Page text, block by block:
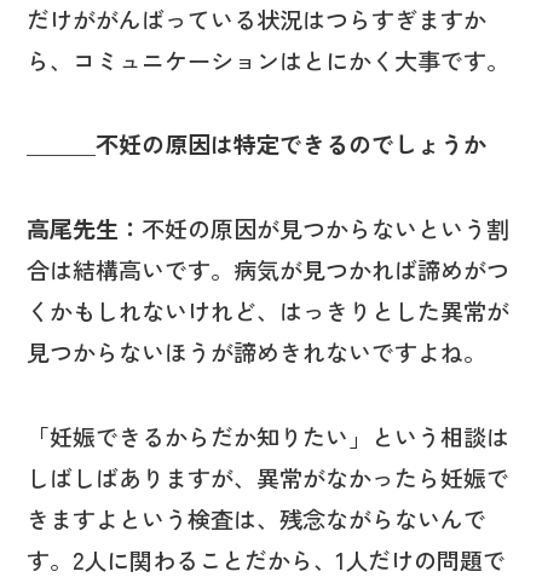
だけががんばっている状況はつらすぎますか
ら、コミュニケーションはとにかく大事です。
＿＿＿不妊の原因は特定できるのでしょうか
高尾先生：不妊の原因が見つからないという割
合は結構高いです。病気が見つかれば諦めがつ
くかもしれないけれど、はっきりとした異常が
見つからないほうが諦めきれないですよね。
「妊娠できるからだか知りたい」という相談は
しばしばありますが、異常がなかったら妊娠で
きますよという検査は、残念ながらないんで
す。2人に関わることだから、1人だけの問題で